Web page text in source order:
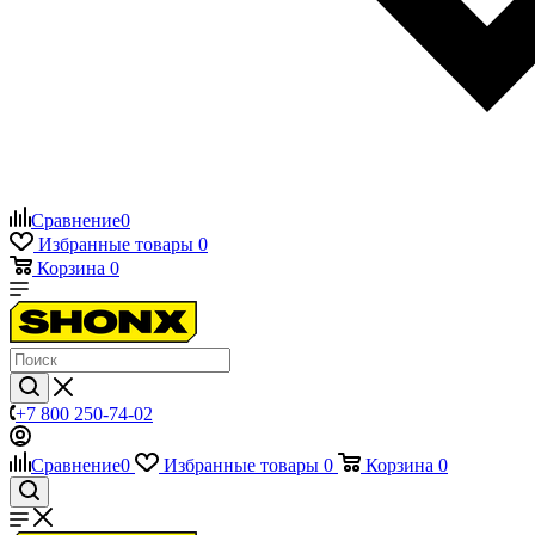
Сравнение0
Избранные товары 0
Корзина 0
+7 800 250-74-02
Сравнение0 Избранные товары 0 Корзина 0